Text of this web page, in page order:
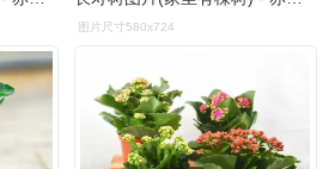
图片尺寸580x724